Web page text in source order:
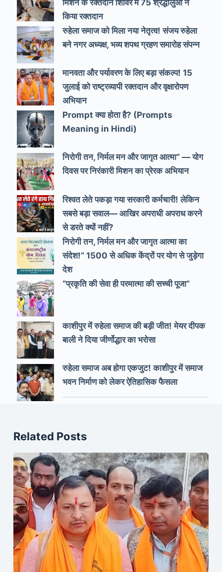
मिशन के रक्तदान शिविर में 75 श्रद्धालुओं ने
किया रक्तदान
रुहेला समाज को मिला नया नेतृत्व! संजय रुहेला
बने नगर अध्यक्ष, भव्य शपथ ग्रहण समारोह संपन्न
मानवता और पर्यावरण के लिए बड़ा संकल्प! 15
जुलाई को राष्ट्रव्यापी रक्तदान और वृक्षारोपण
अभियान
Prompt क्या होता है? (Prompts
Meaning in Hindi)
निरोगी तन, निर्मल मन और जागृत आत्मा” — योग
दिवस पर निरंकारी मिशन का प्रेरक अभियान
रिश्वत लेते पकड़ा गया सरकारी कर्मचारी! लेकिन
सबसे बड़ा सवाल— आखिर अपराधी अपराध करने
से डरते क्यों नहीं?
निरोगी तन, निर्मल मन और जागृत आत्मा का
संदेश!” 1500 से अधिक केंद्रों पर योग से जुड़ेगा
देश
“प्रकृति की सेवा ही परमात्मा की सच्ची पूजा”
काशीपुर में रुहेला समाज की बड़ी जीत! मेयर दीपक
बाली ने दिया जीर्णोद्धार का भरोसा
रुहेला समाज अब होगा एकजुट! काशीपुर में समाज
भवन निर्माण को लेकर ऐतिहासिक फैसला
Related Posts